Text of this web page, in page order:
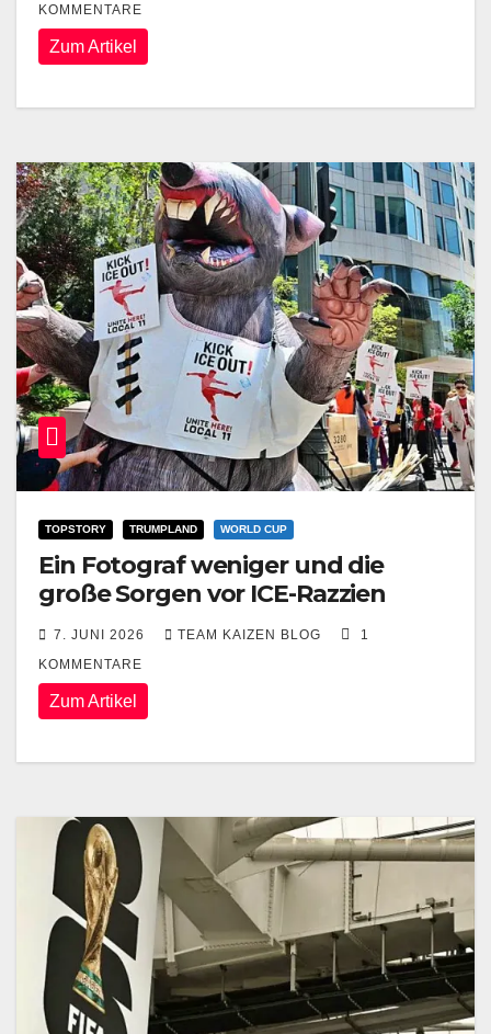
KOMMENTARE
Zum Artikel
TOPSTORY TRUMPLAND WORLD CUP
Ein Fotograf weniger und die
große Sorgen vor ICE-Razzien
7. JUNI 2026 TEAM KAIZEN BLOG
1
KOMMENTARE
Zum Artikel